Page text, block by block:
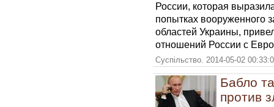
России, которая
попытках вооруженного
областей Украины,
отношений России с
Суспільство. 2014-05-02
Бабло
против